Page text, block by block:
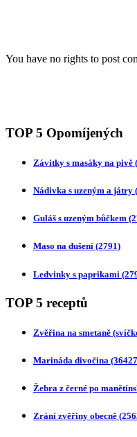
You have no rights to post
TOP 5 Opomíjených
Závitky s masáky na pivě
Nádivka s uzeným a játry
Guláš s uzeným bůčkem
Maso na dušení (2791)
Ledvinky s paprikami
TOP 5 receptů
Zvěřina na smetaně
Marináda divočina
Žebra z černé po
Zrání zvěřiny obecně